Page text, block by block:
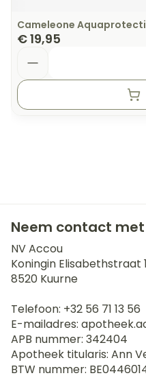
Cameleone
€ 19,95
Neem contact
NV Accou
Koningin Elisabethstraat 1
8520 Kuurne
Telefoon: +32 56 71 13 56
E-mailadres:
APB nummer: 342404
Apotheek titularis: Ann
BTW nummer: